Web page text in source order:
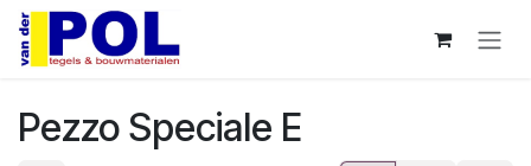
Overslaan naar inhoud
Pezzo Speciale E